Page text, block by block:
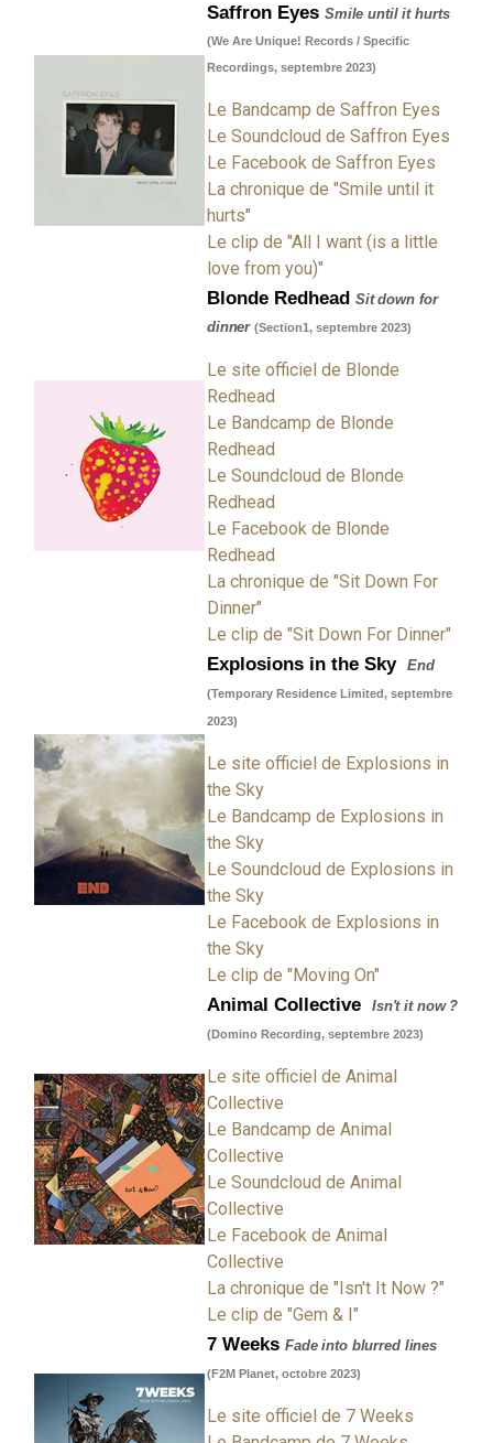
Saffron Eyes Smile until it hurts
(We Are Unique! Records / Specific
Recordings, septembre 2023)
Le Bandcamp de Saffron Eyes
Le Soundcloud de Saffron Eyes
Le Facebook de Saffron Eyes
La chronique de "Smile until it
hurts"
Le clip de "All I want (is a little
love from you)"
Blonde Redhead Sit down for
dinner(Section1, septembre 2023)
Le site officiel de Blonde
Redhead
Le Bandcamp de Blonde
Redhead
Le Soundcloud de Blonde
Redhead
Le Facebook de Blonde
Redhead
La chronique de "Sit Down For
Dinner"
Le clip de "Sit Down For Dinner"
Explosions in the Sky End
(Temporary Residence Limited, septembre
2023)
Le site officiel de Explosions in
the Sky
Le Bandcamp de Explosions in
the Sky
Le Soundcloud de Explosions in
the Sky
Le Facebook de Explosions in
the Sky
Le clip de "Moving On"
Animal Collective
Isn't it now ?
(Domino Recording, septembre 2023)
Le site officiel de Animal
Collective
Le Bandcamp de Animal
Collective
Le Soundcloud de Animal
Collective
Le Facebook de Animal
Collective
La chronique de "Isn't It Now ?"
Le clip de "Gem & I"
7 Weeks Fade into blurred lines
(F2M Planet, octobre 2023)
Le site officiel de 7 Weeks